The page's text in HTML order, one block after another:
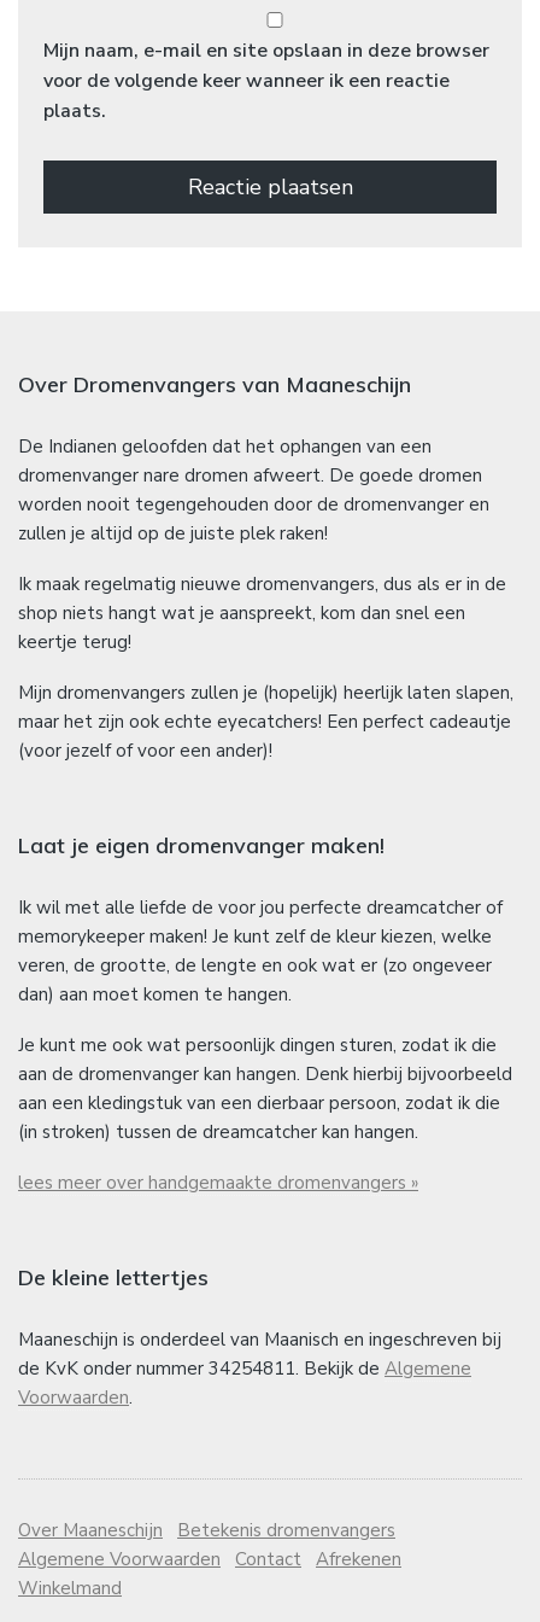
Mijn naam, e-mail en site opslaan in deze browser
voor de volgende keer wanneer ik een reactie
plaats.
Over Dromenvangers van Maaneschijn
De Indianen geloofden dat het ophangen van een
dromenvanger nare dromen afweert. De goede dromen
worden nooit tegengehouden door de dromenvanger en
zullen je altijd op de juiste plek raken!
Ik maak regelmatig nieuwe dromenvangers, dus als er in de
shop niets hangt wat je aanspreekt, kom dan snel een
keertje terug!
Mijn dromenvangers zullen je (hopelijk) heerlijk laten slapen,
maar het zijn ook echte eyecatchers! Een perfect cadeautje
(voor jezelf of voor een ander)!
Laat je eigen dromenvanger maken!
Ik wil met alle liefde de voor jou perfecte dreamcatcher of
memorykeeper maken! Je kunt zelf de kleur kiezen, welke
veren, de grootte, de lengte en ook wat er (zo ongeveer
dan) aan moet komen te hangen.
Je kunt me ook wat persoonlijk dingen sturen, zodat ik die
aan de dromenvanger kan hangen. Denk hierbij bijvoorbeeld
aan een kledingstuk van een dierbaar persoon, zodat ik die
(in stroken) tussen de dreamcatcher kan hangen.
lees meer over handgemaakte dromenvangers »
De kleine lettertjes
Maaneschijn is onderdeel van Maanisch en ingeschreven bij
de KvK onder nummer 34254811. Bekijk de Algemene
Voorwaarden.
Over Maaneschijn
Betekenis dromenvangers
Algemene Voorwaarden
Contact Afrekenen
Winkelmand